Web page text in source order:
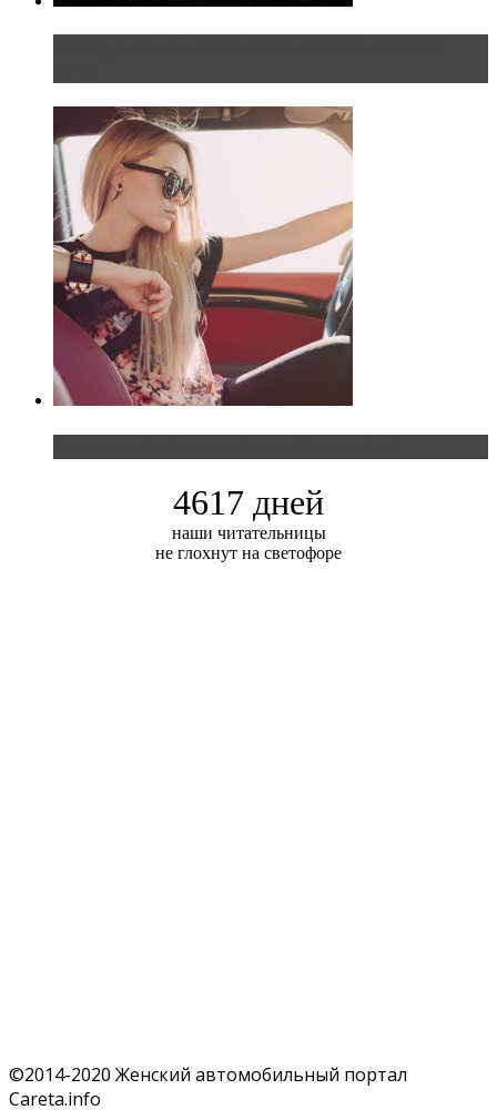
4617 дней
наши читательницы
не глохнут на светофоре
©2014-2020 Женский автомобильный портал
Careta.info